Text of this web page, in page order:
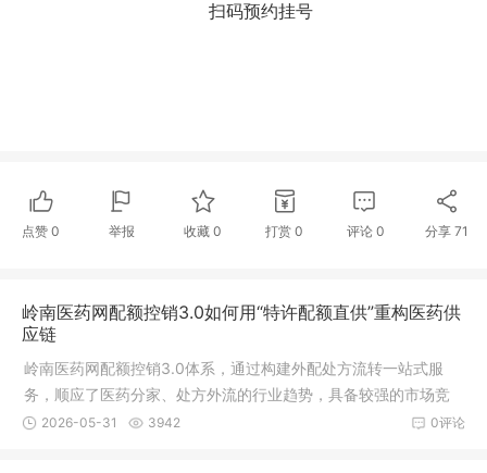
扫码预约挂号
点赞 0 举报 收藏0 打赏 0 评论 0 分享 71
岭南医药网配额控销3.0如何用“特许配额直供”重构医药供
应链
岭南医药网配额控销3.0体系，通过构建外配处方流转一站式服
务，顺应了医药分家、处方外流的行业趋势，具备较强的市场竞
争力。未来，通过深化数字化运营、优化供应链管理及拓展健康
0评论
2026-05-31 3942